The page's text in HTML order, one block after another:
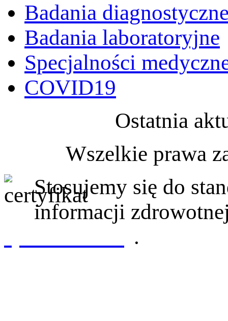
Badania
Badania laboratoryjne
Specjalności
COVID19
Ostatnia
Wszelkie prawa
Stosujemy się do
informacji
.